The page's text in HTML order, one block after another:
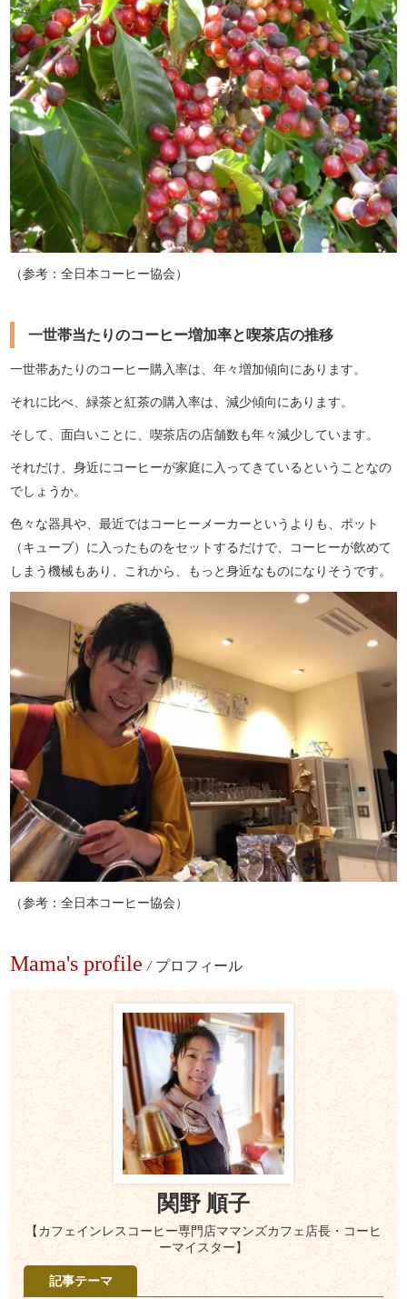
（参考：全日本コーヒー協会）
一世帯当たりのコーヒー増加率と喫茶店の推移
一世帯あたりのコーヒー購入率は、年々増加傾向にあります。
それに比べ、緑茶と紅茶の購入率は、減少傾向にあります。
そして、面白いことに、喫茶店の店舗数も年々減少しています。
それだけ、身近にコーヒーが家庭に入ってきているということなの
でしょうか。
色々な器具や、最近ではコーヒーメーカーというよりも、ポット
（キューブ）に入ったものをセットするだけで、コーヒーが飲めて
しまう機械もあり、これから、もっと身近なものになりそうです。
（参考：全日本コーヒー協会）
Mama's profile / プロフィール
関野 順子
【カフェインレスコーヒー専門店ママンズカフェ店長・コーヒ
ーマイスター】
記事テーマ